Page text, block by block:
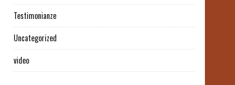
Testimonianze
Uncategorized
video